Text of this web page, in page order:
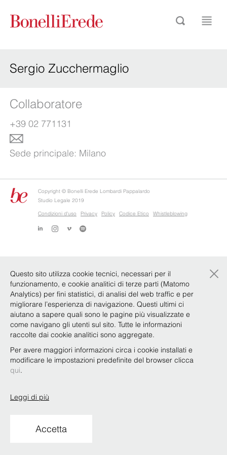
Sergio Zucchermaglio
Collaboratore
+39 02 771131
Sede principale: Milano
Copyright © Bonelli Erede Lombardi Pappalardo
Studio Legale 2019
Condizioni d'uso
Privacy Policy Codice Etico Whistleblowing
Questo sito utilizza cookie tecnici, necessari per il
funzionamento, e cookie analitici di terze parti (Matomo
Analytics) per fini statistici, di analisi del web traffic e per
migliorare l’esperienza di navigazione. Questi ultimi ci
aiutano a sapere quali sono le pagine più visualizzate e
come navigano gli utenti sul sito. Tutte le informazioni
raccolte dai cookie analitici sono aggregate.
Per avere maggiori informazioni circa i cookie installati e
modificare le impostazioni predefinite del browser clicca
qui.
Leggi di più
Accetta
×